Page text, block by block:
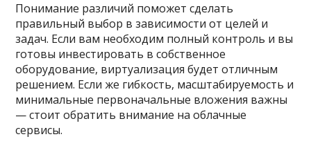
Понимание различий поможет сделать
правильный выбор в зависимости от целей и
задач. Если вам необходим полный контроль и вы
готовы инвестировать в собственное
оборудование, виртуализация будет отличным
решением. Если же гибкость, масштабируемость и
минимальные первоначальные вложения важны
— стоит обратить внимание на облачные
сервисы.